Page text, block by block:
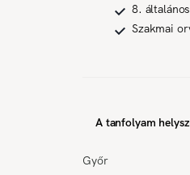
8.
Szakmai
A tanfolyam
Győr